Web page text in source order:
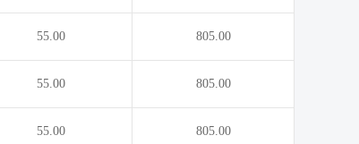
55.00 805.00
55.00 805.00
55.00 805.00